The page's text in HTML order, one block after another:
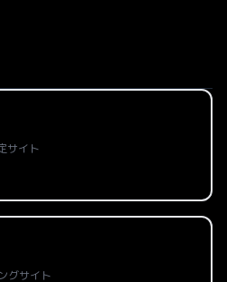
サイト
グサイト